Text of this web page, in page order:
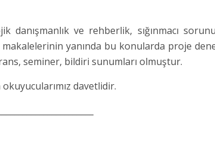
danışmanlık ve rehberlik, sığınmacı
makalelerinin yanında bu konularda proje
seminer, bildiri sunumları olmuştur.
davetlidir.